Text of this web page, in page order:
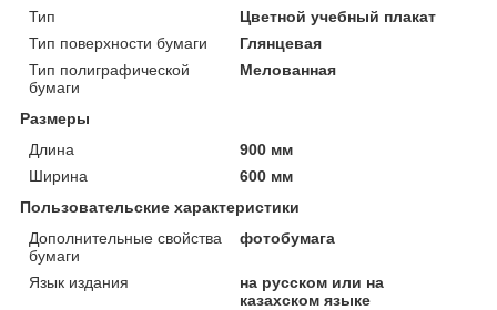
Тип
Цветной учебный плакат
Тип поверхности бумаги
Глянцевая
Тип полиграфической
бумаги
Мелованная
Размеры
Длина
900 мм
Ширина
600 мм
Пользовательские характеристики
Дополнительные свойства
бумаги
фотобумага
Язык издания
на русском или на
казахском языке